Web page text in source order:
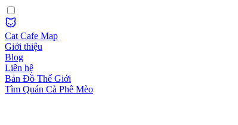
Cat Cafe Map
Giới thiệu
Blog
Liên hệ
Bản Đồ Thế Giới
Tìm Quán Cà Phê Mèo